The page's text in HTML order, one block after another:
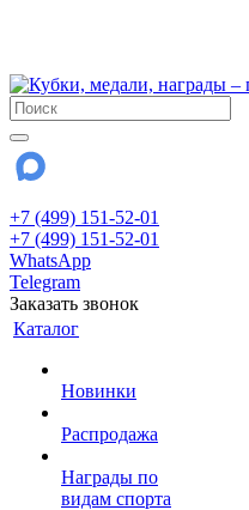
+7 (499) 151-52-01
+7 (499) 151-52-01
WhatsApp
Telegram
Заказать звонок
Каталог
Новинки
Распродажа
Награды по
видам спорта